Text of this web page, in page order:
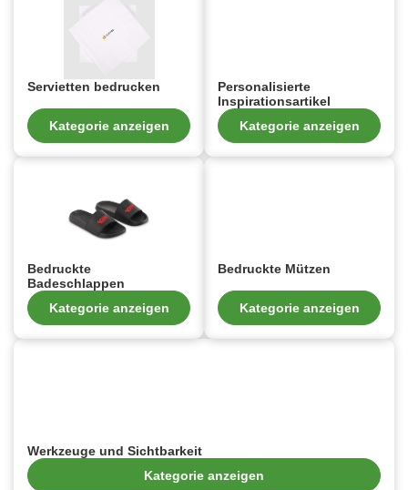
Servietten bedrucken
Kategorie anzeigen
Personalisierte
Inspirationsartikel
Kategorie anzeigen
Bedruckte
Badeschlappen
Kategorie anzeigen
Bedruckte Mützen
Kategorie anzeigen
Werkzeuge und Sichtbarkeit
Kategorie anzeigen